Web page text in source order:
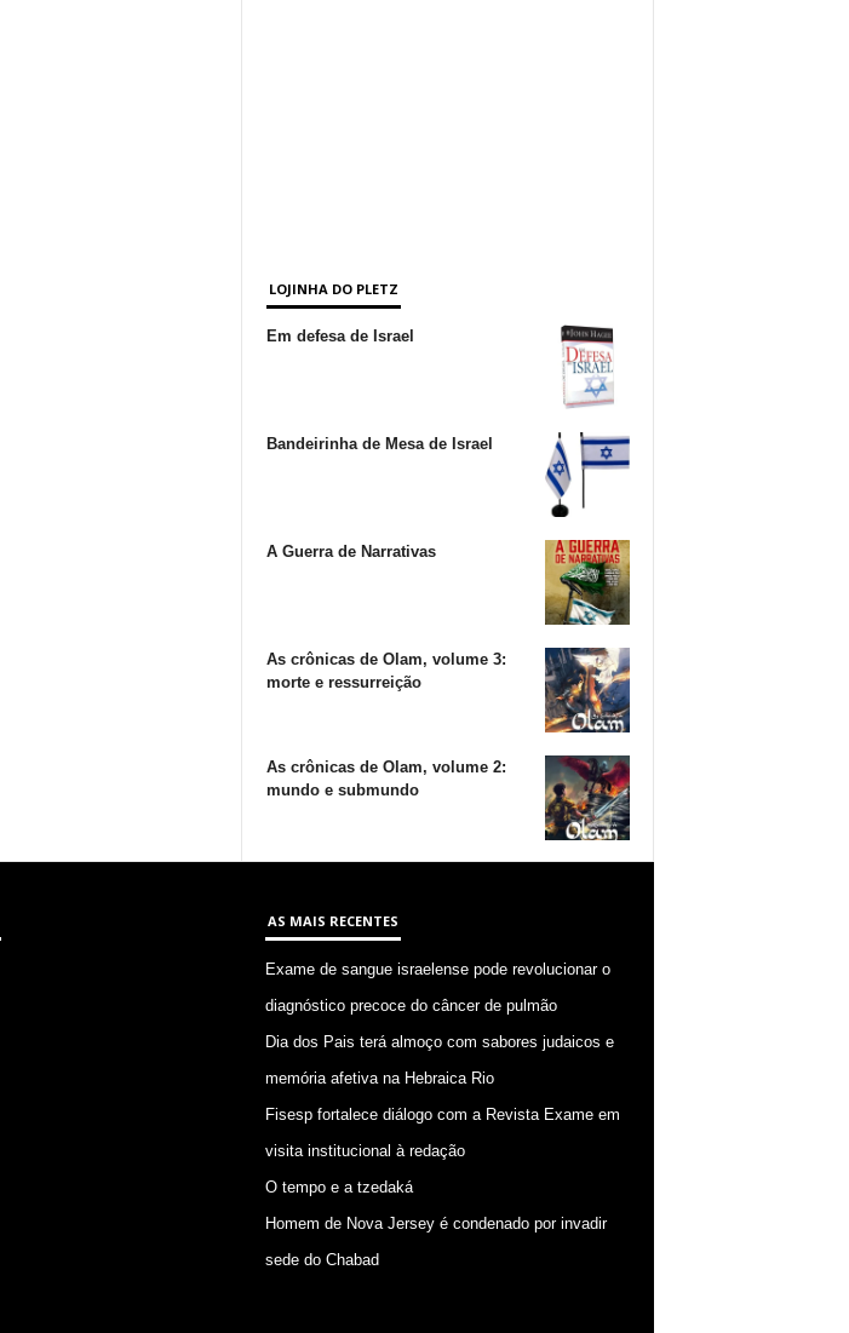
LOJINHA DO PLETZ
Em defesa de Israel
Bandeirinha de Mesa de Israel
A Guerra de Narrativas
As crônicas de Olam, volume 3:
morte e ressurreição
As crônicas de Olam, volume 2:
mundo e submundo
AS MAIS RECENTES
Exame de sangue israelense pode revolucionar o
diagnóstico precoce do câncer de pulmão
Dia dos Pais terá almoço com sabores judaicos e
memória afetiva na Hebraica Rio
Fisesp fortalece diálogo com a Revista Exame em
visita institucional à redação
O tempo e a tzedaká
Homem de Nova Jersey é condenado por invadir
sede do Chabad